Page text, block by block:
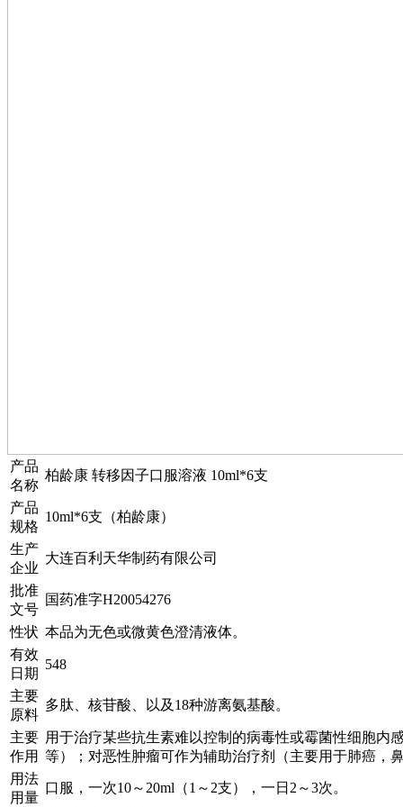
产品
名称
柏龄康 转移因子口服溶液 10ml*6支
产品
规格
10ml*6支（柏龄康）
生产
企业
大连百利天华制药有限公司
批准
文号
国药准字H20054276
性状 本品为无色或微黄色澄清液体。
有效
日期
548
主要
原料
多肽、核苷酸、以及18种游离氨基酸。
主要
作用
用于治疗某些抗生素难以控制的病毒性或霉菌性细胞内
等）；对恶性肿瘤可作为辅助治疗剂（主要用于肺癌，
用法
用量
口服，一次10～20ml（1～2支），一日2～3次。